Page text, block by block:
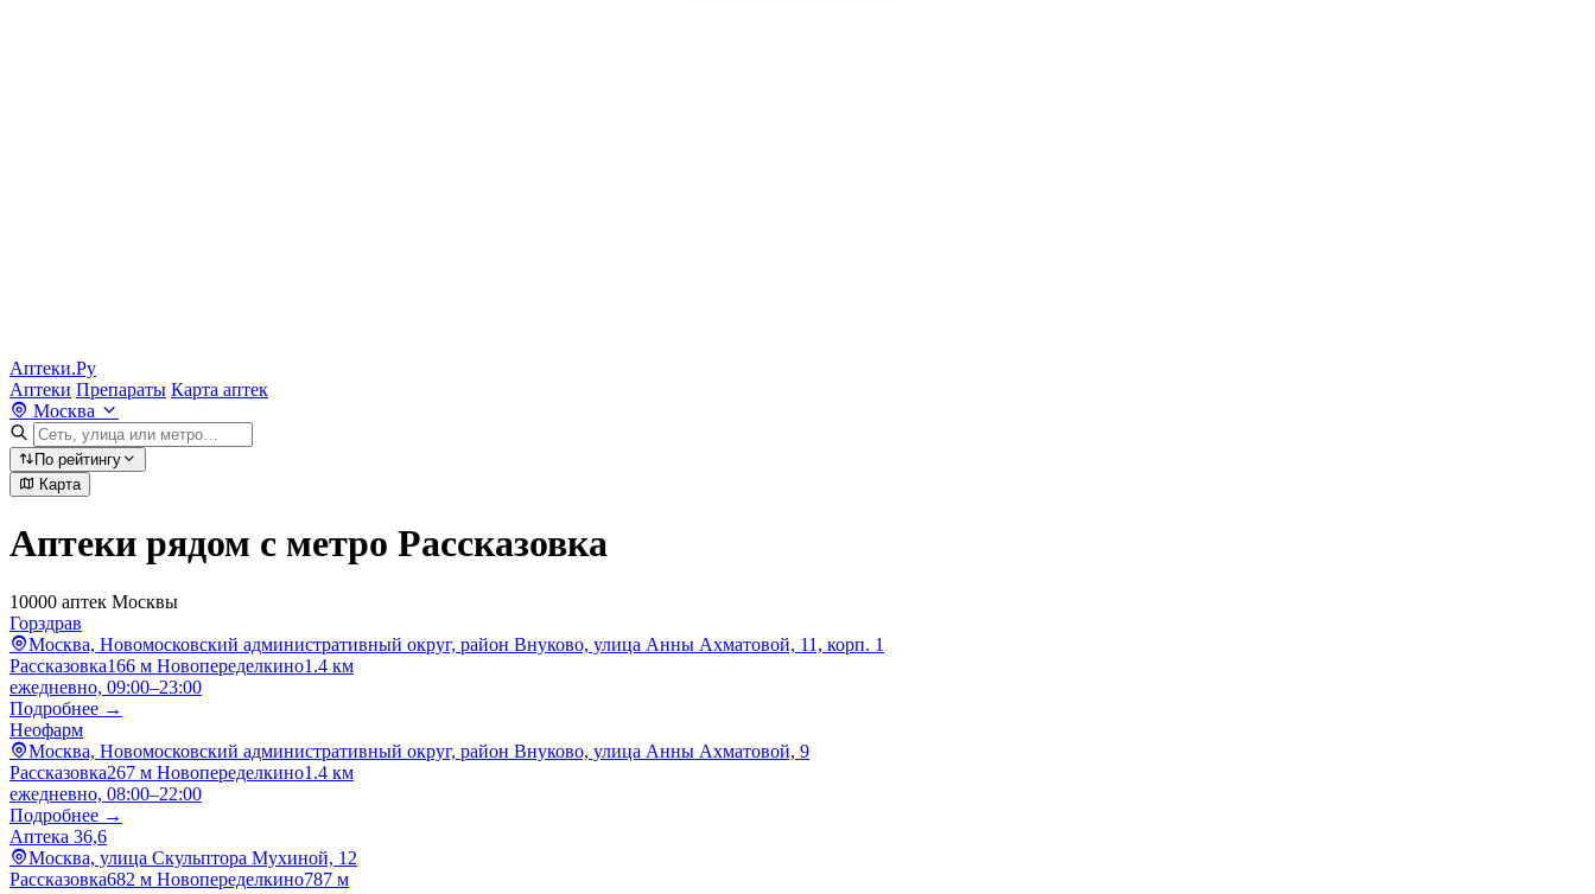
Аптеки.Ру
Аптеки Препараты Карта аптек
Москва
По рейтингу
Карта
Аптеки рядом с метро Рассказовка
10000 аптек Москвы
Горздрав
Москва, Новомосковский административный округ, район Внуково, улица Анны Ахматовой, 11, корп. 1
Рассказовка166 м Новопеределкино1.4 км
ежедневно, 09:00–23:00
Подробнее →
Неофарм
Москва, Новомосковский административный округ, район Внуково, улица Анны Ахматовой, 9
Рассказовка267 м Новопеределкино1.4 км
ежедневно, 08:00–22:00
Подробнее →
Аптека 36,6
Москва, улица Скульптора Мухиной, 12
Рассказовка682 м Новопеределкино787 м